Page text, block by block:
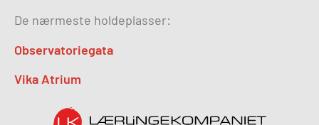
De nærmeste holdeplasser:
Observatoriegata
Vika Atrium